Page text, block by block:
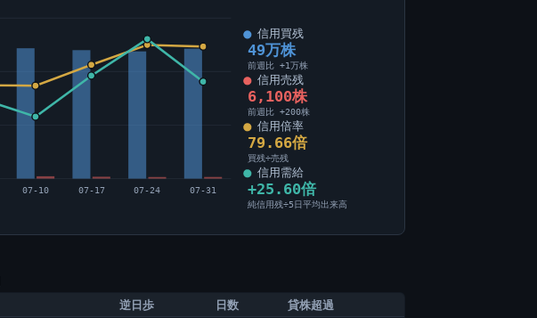
07-10 07-17 07-24 07-31
信用買残
49万株
前週比 +1万株
信用売残
6,100株
前週比 +200株
信用倍率
79.66倍
買残÷売残
信用需給
+25.60倍
純信用残÷5日平均出来高
逆日歩 日数 貸株超過